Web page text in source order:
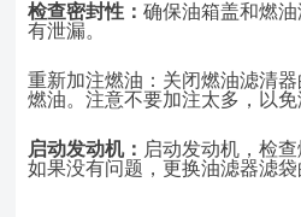
检查密封性：确保油箱盖和燃
有泄漏。
重新加注燃油：关闭燃油滤清
燃油。注意不要加注太多，以免
启动发动机： 启动发动机，检
如果没有问题，更换油滤器滤袋